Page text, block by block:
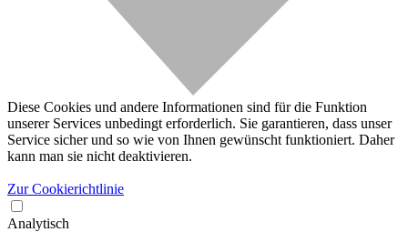
Diese Cookies und andere Informationen sind für die Funktion
unserer Services unbedingt erforderlich. Sie garantieren, dass unser
Service sicher und so wie von Ihnen gewünscht funktioniert. Daher
kann man sie nicht deaktivieren.
Zur Cookierichtlinie
Analytisch